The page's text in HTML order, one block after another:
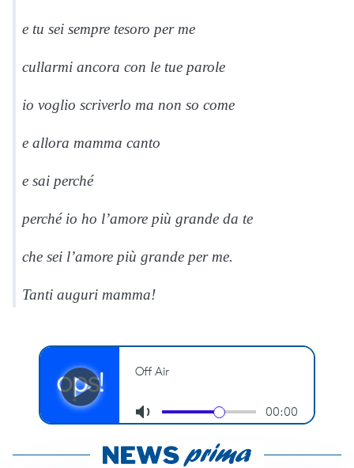
e tu sei sempre tesoro per me
cullarmi ancora con le tue parole
io voglio scriverlo ma non so come
e allora mamma canto
e sai perché
perché io ho l’amore più grande da te
che sei l’amore più grande per me.
Tanti auguri mamma!